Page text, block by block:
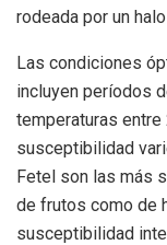
rodeada por un
Las condiciones
incluyen períodos
temperaturas entre
susceptibilidad
Fetel son las más
de frutos como de
susceptibilidad